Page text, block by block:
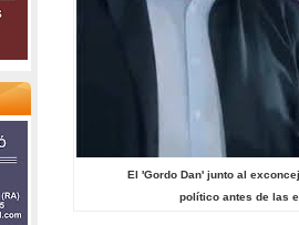
El 'Gordo Dan' junto al
político antes de las